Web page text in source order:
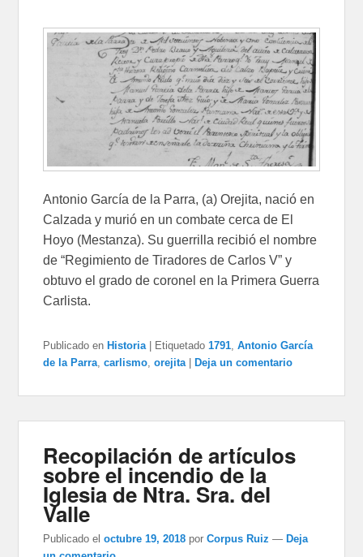
Antonio García de la Parra, (a) Orejita, nació en
Calzada y murió en un combate cerca de El
Hoyo (Mestanza). Su guerrilla recibió el nombre
de “Regimiento de Tiradores de Carlos V” y
obtuvo el grado de coronel en la Primera Guerra
Carlista.
Publicado en Historia Etiquetado 1791,Antonio García
de la Parra,carlismo,orejita Deja un comentario
Recopilación de artículos
sobre el incendio de la
Iglesia de Ntra. Sra. del
Valle
Publicado el octubre 19, 2018 porCorpus Ruiz — Deja